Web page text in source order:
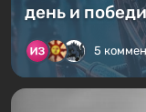
день и
5